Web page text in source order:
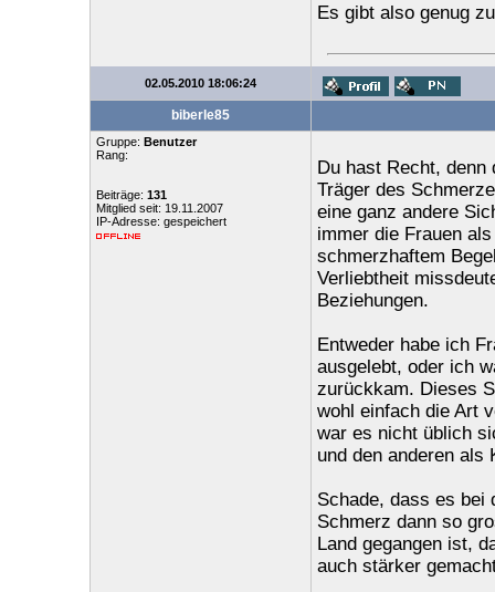
Es gibt also genug
02.05.2010 18:06:24
biberle85
Gruppe: Benutzer
Rang:
Beiträge: 131
Mitglied seit: 19.11.2007
IP-Adresse: gespeichert
Du hast Recht, denn
Träger des
eine ganz andere
immer die Frauen
schmerzhaftem
Verliebtheit
Beziehungen.
Entweder habe ich
ausgelebt, oder ich
zurückkam. Dieses
wohl einfach die Art
war es nicht üblich
und den anderen als
Schade, dass es bei
Schmerz dann so
Land gegangen ist,
auch stärker